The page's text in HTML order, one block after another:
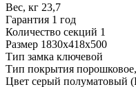
Вес, кг 23,7
Гарантия 1 год
Количество секций 1
Размер 1830x418x500
Тип замка ключевой
Тип покрытия
Цвет серый полуматовый